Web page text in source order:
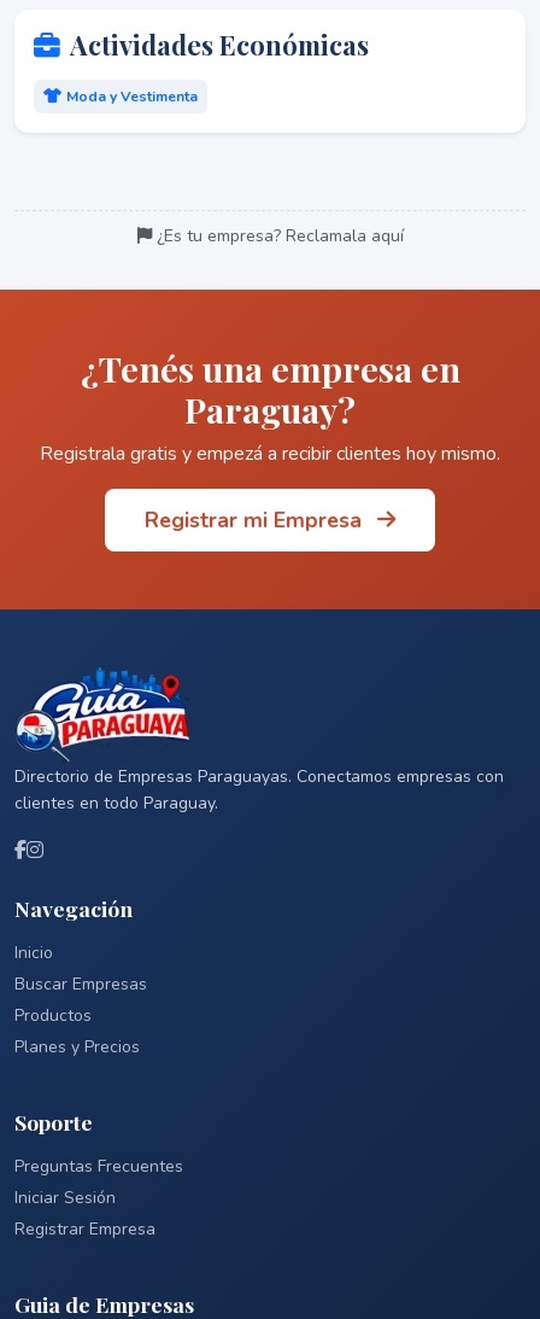
Actividades Económicas
Moda y Vestimenta
¿Es tu empresa? Reclamala aquí
¿Tenés una empresa en
Paraguay?
Registrala gratis y empezá a recibir clientes hoy mismo.
Registrar mi Empresa
Directorio de Empresas Paraguayas. Conectamos empresas con
clientes en todo Paraguay.
Navegación
Inicio
Buscar Empresas
Productos
Planes y Precios
Soporte
Preguntas Frecuentes
Iniciar Sesión
Registrar Empresa
Guia de Empresas